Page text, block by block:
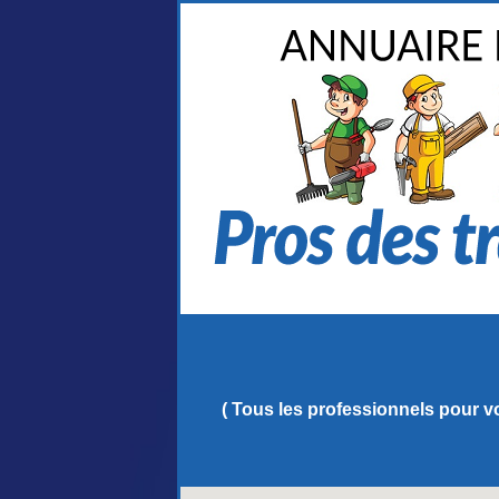
( Tous les professionnels pour